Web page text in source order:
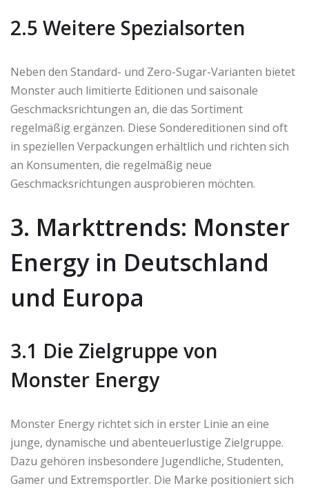
2.5 Weitere Spezialsorten
Neben den Standard- und Zero-Sugar-Varianten bietet
Monster auch limitierte Editionen und saisonale
Geschmacksrichtungen an, die das Sortiment
regelmäßig ergänzen. Diese Sondereditionen sind oft
in speziellen Verpackungen erhältlich und richten sich
an Konsumenten, die regelmäßig neue
Geschmacksrichtungen ausprobieren möchten.
3. Markttrends: Monster
Energy in Deutschland
und Europa
3.1 Die Zielgruppe von
Monster Energy
Monster Energy richtet sich in erster Linie an eine
junge, dynamische und abenteuerlustige Zielgruppe.
Dazu gehören insbesondere Jugendliche, Studenten,
Gamer und Extremsportler. Die Marke positioniert sich